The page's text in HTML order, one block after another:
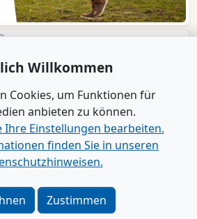
|Barrierefreiheit
bevorzugte Quelle merken
Willkommen
Cookies, um Funktionen für
anbieten zu können.
Ihre Einstellungen bearbeiten.
finden Sie in unseren
Zustimmen